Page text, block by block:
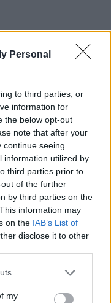
Personal
to third parties, or
information for
the below opt-out
note that after your
continue seeing
information utilized by
third parties prior to
of the further
by third parties on the
information may
on the IAB’s List of
disclose it to other
one or more Google
You may click to
my
Εσεις,
πιο ψηλά.